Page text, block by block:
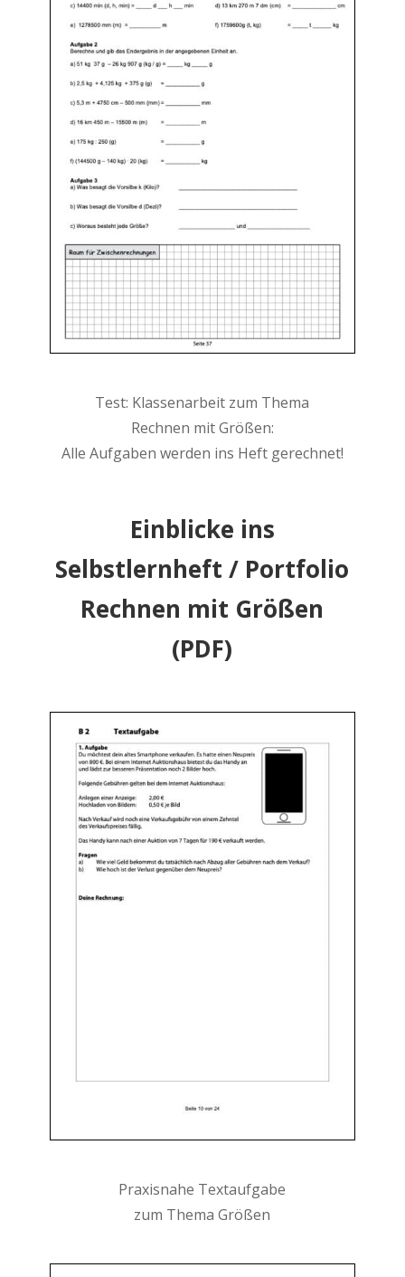
Test: Klassenarbeit zum Thema
Rechnen mit Größen:
Alle Aufgaben werden ins Heft gerechnet!
Einblicke ins
Selbstlernheft / Portfolio
Rechnen mit Größen
(PDF)
Praxisnahe Textaufgabe
zum Thema Größen